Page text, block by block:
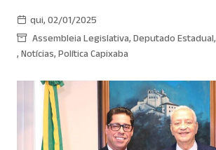
qui, 02/01/2025
Assembleia Legislativa,Deputado Estadual,
,Notícias,Política Capixaba